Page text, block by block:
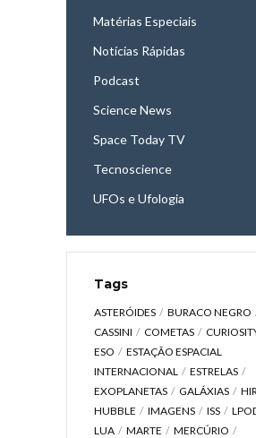
Matérias Especiais
Notícias Rápidas
Podcast
Science News
Space Today TV
Tecnoscience
UFOs e Ufologia
Tags
ASTERÓIDES
BURACO NEGRO
CASSINI
COMETAS
ESO
ESTAÇÃO ESPACIAL
INTERNACIONAL
ESTRELAS
EXOPLANETAS
GALÁXIAS
HUBBLE
IMAGENS ISS
LUA
MARTE
MERCÚRIO